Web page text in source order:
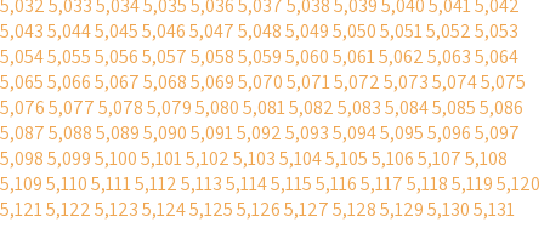
5,0325,0335,0345,0355,0365,0375,0385,0395,0405,0415,042
5,0435,0445,0455,0465,0475,0485,0495,0505,0515,0525,053
5,0545,0555,0565,0575,0585,0595,0605,0615,0625,0635,064
5,0655,0665,0675,0685,0695,0705,0715,0725,0735,0745,075
5,0765,0775,0785,0795,0805,0815,0825,0835,0845,0855,086
5,0875,0885,0895,0905,0915,0925,0935,0945,0955,0965,097
5,0985,0995,1005,1015,1025,1035,1045,1055,1065,1075,108
5,1095,1105,1115,1125,1135,1145,1155,1165,1175,1185,1195,120
5,1215,1225,1235,1245,1255,1265,1275,1285,1295,1305,131